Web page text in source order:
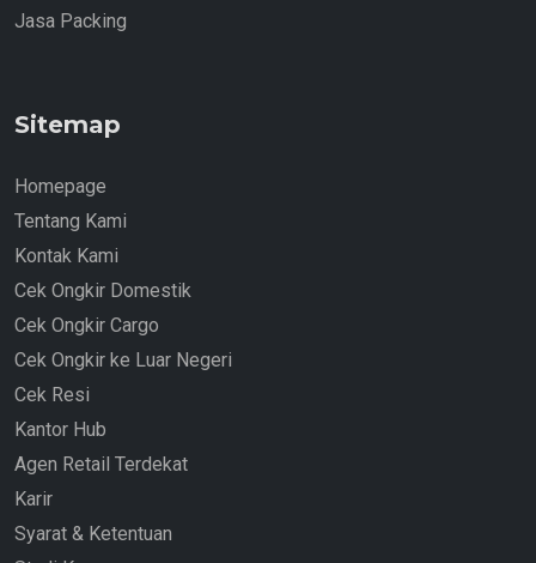
Jasa Packing
Sitemap
Homepage
Tentang Kami
Kontak Kami
Cek Ongkir Domestik
Cek Ongkir Cargo
Cek Ongkir ke Luar Negeri
Cek Resi
Kantor Hub
Agen Retail Terdekat
Karir
Syarat & Ketentuan